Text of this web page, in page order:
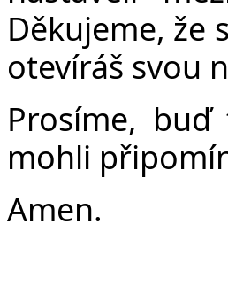
Děkujeme, že
otevíráš svou
Prosíme,
mohli
Amen.